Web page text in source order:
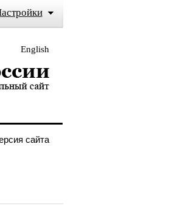
English
сайт
сайта